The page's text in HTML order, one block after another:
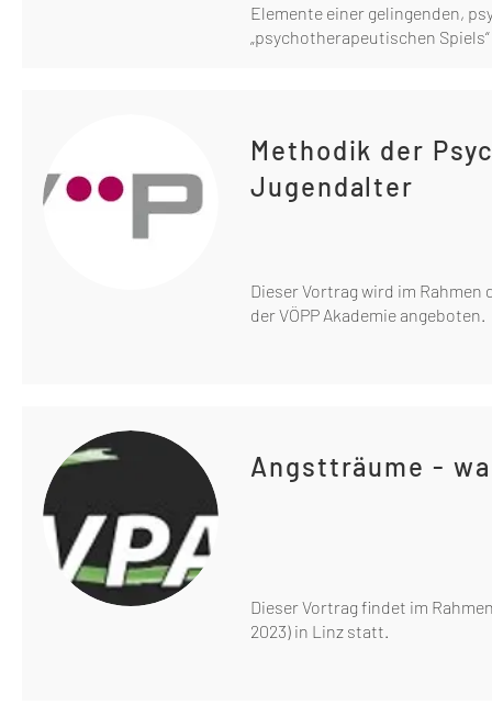
Elemente einer gelingenden,
„psychotherapeutischen
Methodik der
Jugendalter
Dieser Vortrag wird im
der VÖPP Akademie angeboten.
Angstträume -
Dieser Vortrag findet im
2023) in Linz statt.